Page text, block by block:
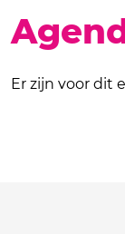
Er zijn voor dit